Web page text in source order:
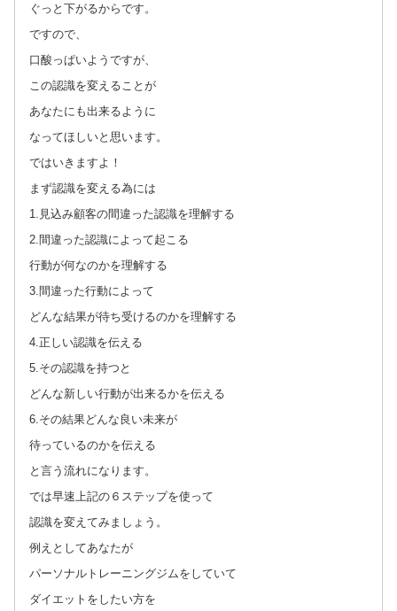
ぐっと下がるからです。
ですので、
口酸っぱいようですが、
この認識を変えることが
あなたにも出来るように
なってほしいと思います。
ではいきますよ！
まず認識を変える為には
1.見込み顧客の間違った認識を理解する
2.間違った認識によって起こる
行動が何なのかを理解する
3.間違った行動によって
どんな結果が待ち受けるのかを理解する
4.正しい認識を伝える
5.その認識を持つと
どんな新しい行動が出来るかを伝える
6.その結果どんな良い未来が
待っているのかを伝える
と言う流れになります。
では早速上記の６ステップを使って
認識を変えてみましょう。
例えとしてあなたが
パーソナルトレーニングジムをしていて
ダイエットをしたい方を